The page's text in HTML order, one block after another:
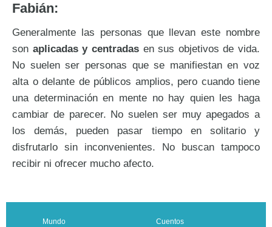
Fabián:
Generalmente las personas que llevan este nombre
son aplicadas y centradasen sus objetivos de vida.
No suelen ser personas que se manifiestan en voz
alta o delante de públicos amplios, pero cuando tiene
una determinación en mente no hay quien les haga
cambiar de parecer. No suelen ser muy apegados a
los demás, pueden pasar tiempo en solitario y
disfrutarlo sin inconvenientes. No buscan tampoco
recibir ni ofrecer mucho afecto.
Mundo
Cuentos